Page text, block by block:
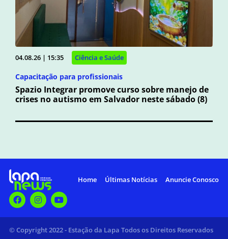
04.08.26 | 15:35 Ciência e Saúde
Capacitação para profissionais
Spazio Integrar promove curso sobre manejo de
crises no autismo em Salvador neste sábado (8)
Home Últimas Notícias Anuncie Conosco
© Copyright 2022 - Estação da Lapa Todos os Direitos Reservados